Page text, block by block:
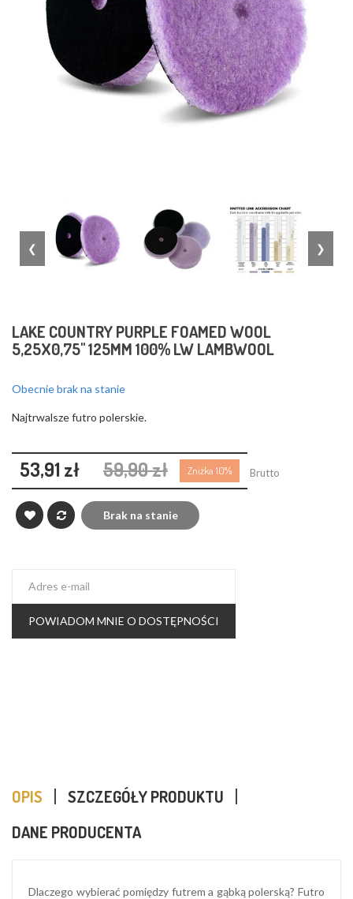
❮ ❯
LAKE COUNTRY PURPLE FOAMED WOOL
5,25X0,75" 125MM 100% LW LAMBWOOL
Obecnie brak na stanie
Najtrwalsze futro polerskie.
53,91 zł 59,90 zł Zniżka 10% Brutto
Brak na stanie
POWIADOM MNIE O DOSTĘPNOŚCI
OPIS
SZCZEGÓŁY PRODUKTU
DANE PRODUCENTA
Dlaczego wybierać pomiędzy futrem a gąbką polerską? Futro